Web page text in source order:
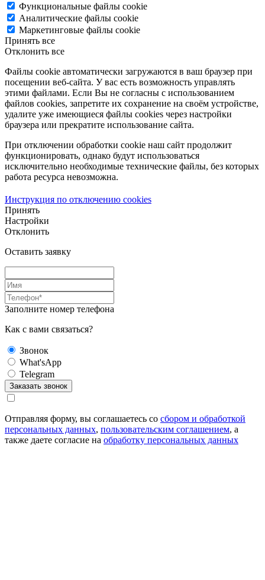
Функциональные файлы cookie
Аналитические файлы cookie
Маркетинговые файлы cookie
Принять все
Отклонить все
Файлы cookie автоматически загружаются в ваш браузер при
посещении веб-сайта. У вас есть возможность управлять
этими файлами. Если Вы не согласны с использованием
файлов cookies, запретите их сохранение на своём устройстве,
удалите уже имеющиеся файлы cookies через настройки
браузера или прекратите использование сайта.
При отключении обработки cookie наш сайт продолжит
функционировать, однако будут использоваться
исключительно необходимые технические файлы, без которых
работа ресурса невозможна.
Инструкция по отключению cookies
Принять
Настройки
Отклонить
Оставить заявку
Заполните номер телефона
Как с вами связаться?
Звонок
What'sApp
Telegram
Отправляя форму, вы соглашаетесь со сбором и обработкой
персональных данных, пользовательским соглашением, а
также даете согласие на обработку персональных данных